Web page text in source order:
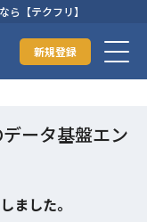
ら【テクフリ】
新規登録
ータ基盤エン
ました。